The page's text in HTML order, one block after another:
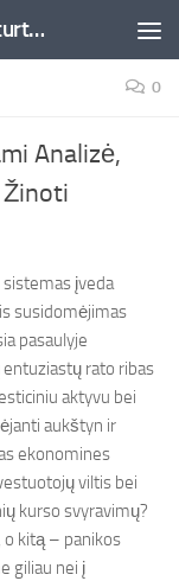
Akcijos, Investavimas, nekilnojamas turtas, kriptovaliutos - Besociai.lt
0
Analizė,
Žinoti
įveda
susidomėjimas
pasaulyje
rato ribas
aktyvu bei
aukštyn ir
ekonomines
viltis bei
kurso svyravimų?
kitą – panikos
giliau nei į